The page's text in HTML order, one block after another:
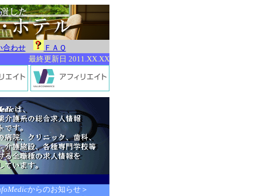
合わせ
ＦＡＱ
最終更新日 2011.XX.XX
からのお知らせ＞